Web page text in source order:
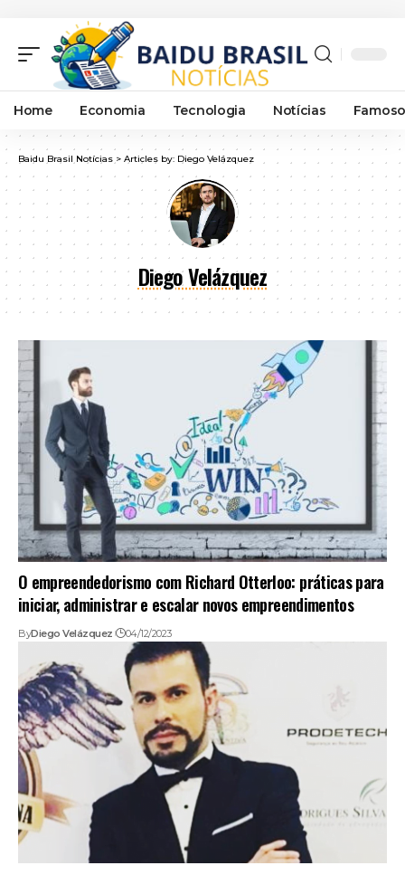
Home Economia Tecnologia Notícias
Baidu Brasil Notícias > Articles by: Diego Velázquez
Diego Velázquez
O empreendedorismo com Richard Otterloo: práticas para
iniciar, administrar e escalar novos empreendimentos
ByDiego Velázquez 04/12/2023